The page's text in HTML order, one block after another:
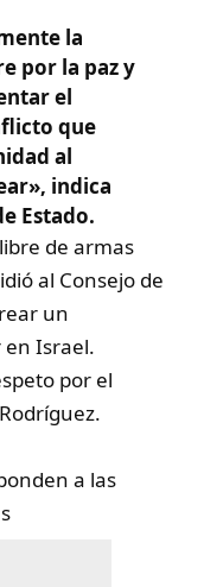
la
por la paz y
el
que
al
, indica
Estado.
de armas
al Consejo de
un
Israel.
por el
a las